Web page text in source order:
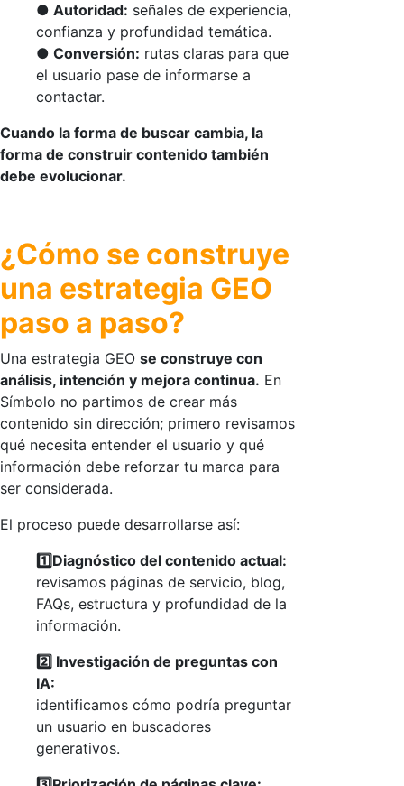
● Autoridad: señales de experiencia,
confianza y profundidad temática.
● Conversión: rutas claras para que
el usuario pase de informarse a
contactar.
Cuando la forma de buscar cambia, la
forma de construir contenido también
debe evolucionar.
¿Cómo se construye
una estrategia GEO
paso a paso?
Una estrategia GEO se construye con
análisis, intención y mejora continua. En
Símbolo no partimos de crear más
contenido sin dirección; primero revisamos
qué necesita entender el usuario y qué
información debe reforzar tu marca para
ser considerada.
El proceso puede desarrollarse así:
1️⃣Diagnóstico del contenido actual:
revisamos páginas de servicio, blog,
FAQs, estructura y profundidad de la
información.
2️⃣ Investigación de preguntas con
IA:
identificamos cómo podría preguntar
un usuario en buscadores
generativos.